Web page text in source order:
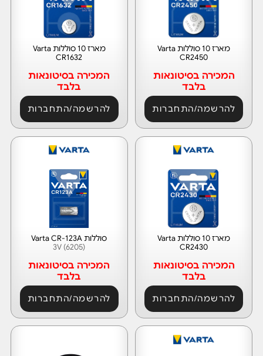
מארז 10 סוללות Varta
CR2450
המכירה בסיטונאות
בלבד
להרשמה/התחברות
מארז 10 סוללות Varta
CR1632
המכירה בסיטונאות
בלבד
להרשמה/התחברות
מארז 10 סוללות Varta
CR2430
המכירה בסיטונאות
בלבד
להרשמה/התחברות
סוללות Varta CR-123A
(6205) 3V
המכירה בסיטונאות
בלבד
להרשמה/התחברות